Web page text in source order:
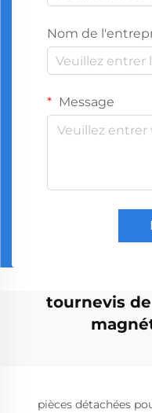
Nom de
Message
tournevis
pièces détachées